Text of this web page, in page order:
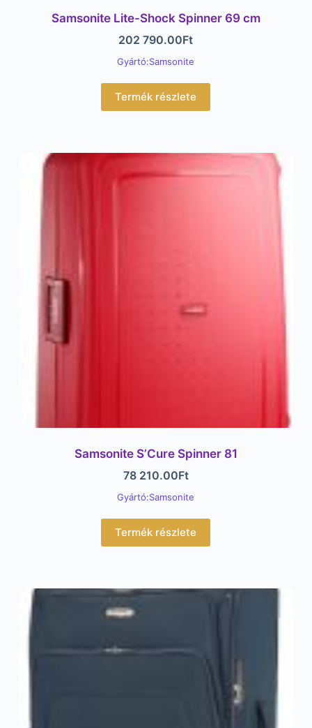
Samsonite Lite-Shock Spinner 69 cm
202 790.00Ft
Gyártó:Samsonite
Termék részlete
Samsonite S’Cure Spinner 81
78 210.00Ft
Gyártó:Samsonite
Termék részlete